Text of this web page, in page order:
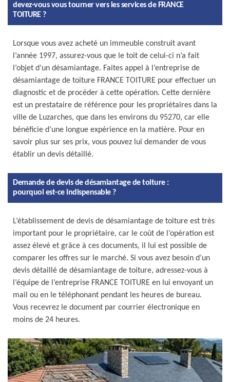
devez-vous vous tourner vers les services de FRANCE
TOITURE ?
Lorsque vous avez acheté un immeuble construit avant
l’année 1997, assurez-vous que le toit de celui-ci n’a fait
l’objet d’un désamiantage. Faites appel à l’entreprise de
désamiantage de toiture FRANCE TOITURE pour effectuer un
diagnostic et de procéder à cette opération. Cette dernière
est un prestataire de référence pour les propriétaires dans la
ville de Luzarches, que dans les environs du 95270, car elle
bénéficie d’une longue expérience en la matière. Pour en
savoir plus sur ses prix, vous pouvez lui demander de vous
établir un devis détaillé.
Demande de devis de désamiantage de toiture :
pourquoi est-ce indispensable ?
L’établissement de devis de désamiantage de toiture est très
important pour le propriétaire, car le coût de l’opération est
assez élevé et grâce à ces documents, il lui est possible de
comparer les offres sur le marché. Si vous avez besoin d’un
devis détaillé de désamiantage de toiture, adressez-vous à
l’équipe de l’entreprise FRANCE TOITURE en lui envoyant un
mail ou en le téléphonant pendant les heures de bureau.
Vous recevrez le document par courrier électronique en
moins de 24 heures.